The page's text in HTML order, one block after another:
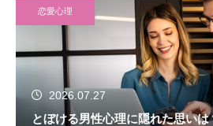
恋愛心理
2026.07.27
とぼける男性心理に隠れた思い